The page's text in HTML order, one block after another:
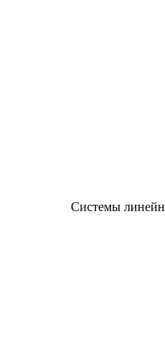
Системы